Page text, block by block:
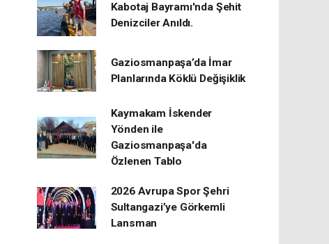
Kabotaj Bayramı'nda Şehit
Denizciler Anıldı.
Gaziosmanpaşa’da İmar
Planlarında Köklü Değişiklik
Kaymakam İskender
Yönden ile
Gaziosmanpaşa'da
Özlenen Tablo
2026 Avrupa Spor Şehri
Sultangazi’ye Görkemli
Lansman